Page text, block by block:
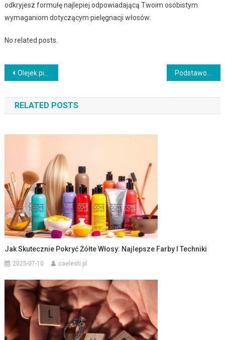
odkryjesz formułę najlepiej odpowiadającą Twoim osobistym
wymaganiom dotyczącym pielęgnacji włosów.
No related posts.
Nawigacja
wpisu
Olejek pichtowy na zaskórniki – naturalny sojusznik w pielęgnacji
RELATED POSTS
Jak Skutecznie Pokryć Żółte Włosy: Najlepsze Farby I Techniki
2025-07-10 caelesti.pl